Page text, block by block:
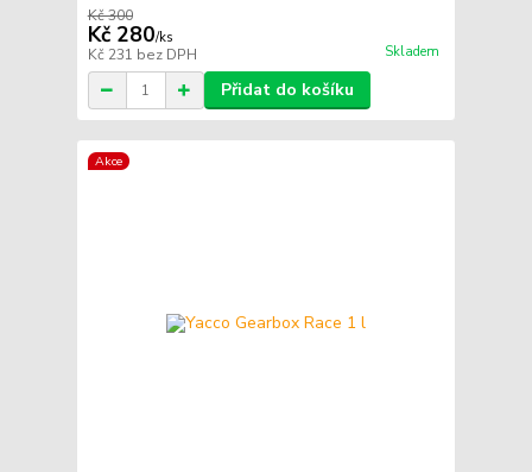
Kč 300
Kč 280/ks
Kč 231 bez DPH Skladem
Přidat do košíku
Akce